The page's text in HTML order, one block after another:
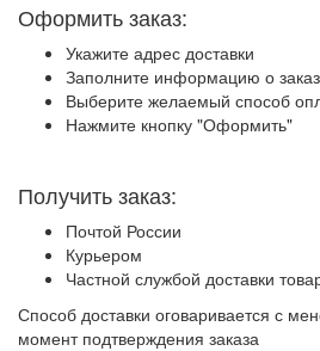
Оформить заказ:
Укажите адрес доставки
Заполните информацию о
Выберите желаемый способ
Нажмите кнопку "Оформить"
Получить заказ:
Почтой России
Курьером
Частной службой доставки
Способ доставки оговаривается с
момент подтверждения заказа